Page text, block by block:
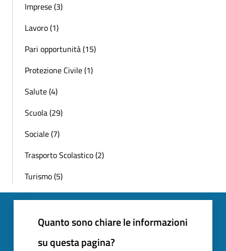
Imprese (3)
Lavoro (1)
Pari opportunità (15)
Protezione Civile (1)
Salute (4)
Scuola (29)
Sociale (7)
Trasporto Scolastico (2)
Turismo (5)
Quanto sono chiare le informazioni
su questa pagina?